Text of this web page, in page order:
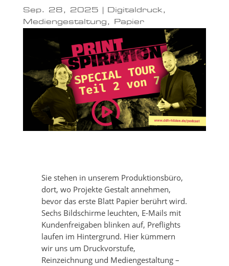
Sep. 28, 2025 Digitaldruck ,
Mediengestaltung , Papier
Sie stehen in unserem Produktionsbüro,
dort, wo Projekte Gestalt annehmen,
bevor das erste Blatt Papier berührt wird.
Sechs Bildschirme leuchten, E-Mails mit
Kundenfreigaben blinken auf, Preflights
laufen im Hintergrund. Hier kümmern
wir uns um Druckvorstufe,
Reinzeichnung und Mediengestaltung –